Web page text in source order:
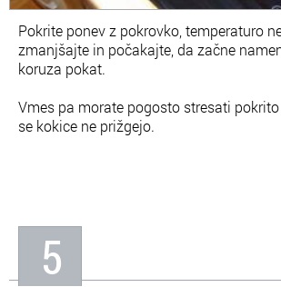
Pokrite ponev z pokrovko, temperaturo
zmanjšajte in počakajte, da začne
koruza pokat.
Vmes pa morate pogosto stresati pokrito
se kokice ne prižgejo.
5